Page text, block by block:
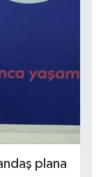
plana